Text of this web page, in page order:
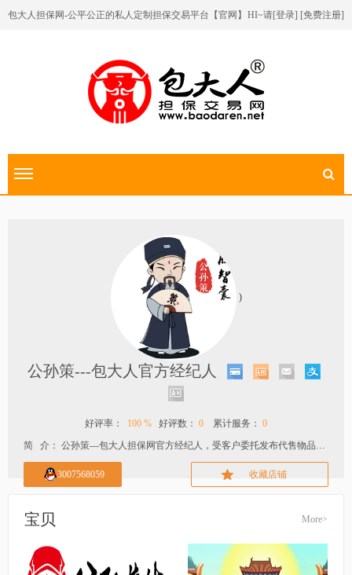
包大人担保网-公平公正的私人定制担保交易平台【官网】 HI~请[登录] [免费注册]
切换导航
)
公孙策---包大人官方经纪人
好评率： 100 % 好评数： 0 累计服务： 0
简 介： 公孙策---包大人担保网官方经纪人，受客户委托发布代售物品或者服务
3007568059 收藏店铺
宝贝 More>